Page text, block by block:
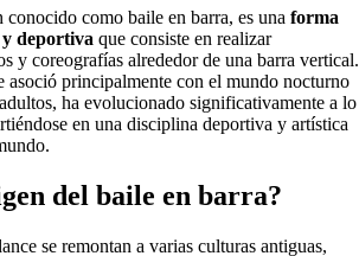
conocido como baile en barra, es una forma
deportiva que consiste en realizar
y coreografías alrededor de una barra vertical.
asoció principalmente con el mundo nocturno
ha evolucionado significativamente a lo
en una disciplina deportiva y artística
del baile en barra?
se remontan a varias culturas antiguas,